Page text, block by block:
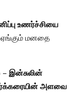
உணர்ச்சியை
ஏங்கும் மனதை
இன்சுலின்
அளவை